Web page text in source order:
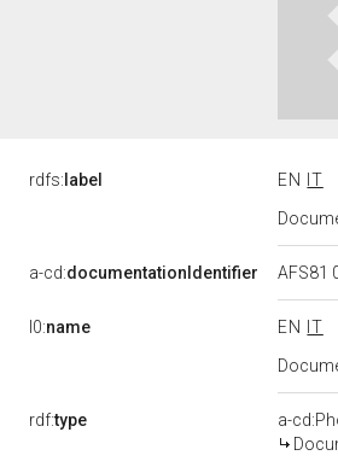
rdfs: label EN
IT
a-cd:documentationIdentifier AFS81
l0:name EN
IT
rdf:type
a-